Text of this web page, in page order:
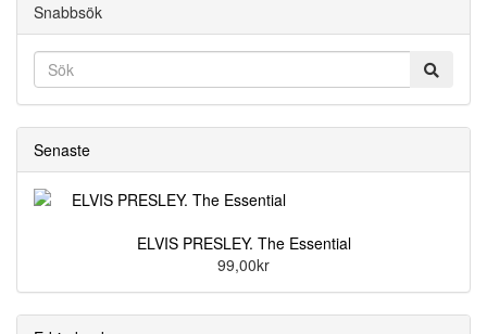
Snabbsök
Senaste
ELVIS PRESLEY. The Essential
99,00kr